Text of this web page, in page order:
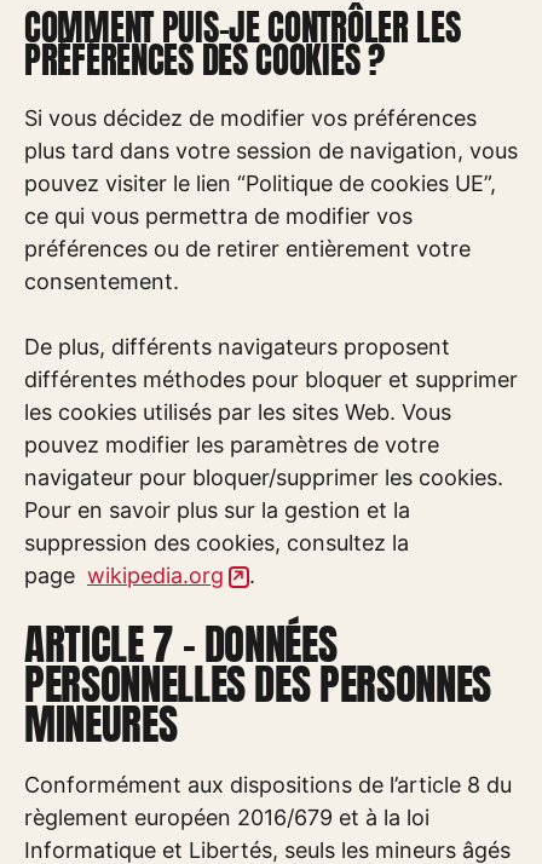
COMMENT PUIS-JE CONTRÔLER LES
PRÉFÉRENCES DES COOKIES ?
Si vous décidez de modifier vos préférences
plus tard dans votre session de navigation, vous
pouvez visiter le lien “Politique de cookies UE”,
ce qui vous permettra de modifier vos
préférences ou de retirer entièrement votre
consentement.
De plus, différents navigateurs proposent
différentes méthodes pour bloquer et supprimer
les cookies utilisés par les sites Web. Vous
pouvez modifier les paramètres de votre
navigateur pour bloquer/supprimer les cookies.
Pour en savoir plus sur la gestion et la
suppression des cookies, consultez la
page wikipedia.org .
ARTICLE 7 – DONNÉES
PERSONNELLES DES PERSONNES
MINEURES
Conformément aux dispositions de l’article 8 du
règlement européen 2016/679 et à la loi
Informatique et Libertés, seuls les mineurs âgés